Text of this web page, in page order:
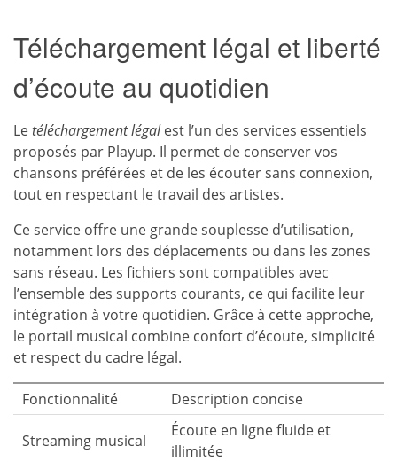
Téléchargement légal et liberté
d’écoute au quotidien
Letéléchargement légalest l’un des services essentiels
proposés par Playup. Il permet de conserver vos
chansons préférées et de les écouter sans connexion,
tout en respectant le travail des artistes.
Ce service offre une grande souplesse d’utilisation,
notamment lors des déplacements ou dans les zones
sans réseau. Les fichiers sont compatibles avec
l’ensemble des supports courants, ce qui facilite leur
intégration à votre quotidien. Grâce à cette approche,
le portail musical combine confort d’écoute, simplicité
et respect du cadre légal.
Fonctionnalité Description concise
Streaming musical
Écoute en ligne fluide et
illimitée